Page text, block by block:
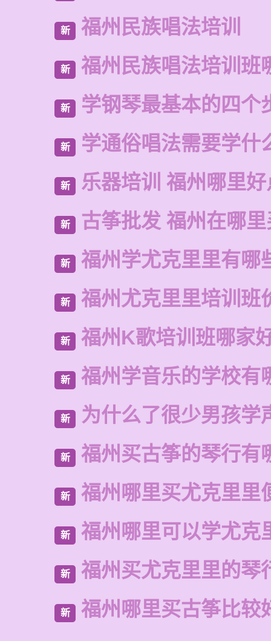
新 福州民族唱法培训
新 福州民族唱法培训班
新 学钢琴最基本的四个
新 学通俗唱法需要学什
新 乐器培训 福州哪里
新 古筝批发 福州在哪
新 福州学尤克里里有哪
新 福州尤克里里培训班
新 福州K歌培训班哪家
新 福州学音乐的学校有
新 为什么了很少男孩学
新 福州买古筝的琴行有
新 福州哪里买尤克里里
新 福州哪里可以学尤克
新 福州买尤克里里的琴
新 福州哪里买古筝比较